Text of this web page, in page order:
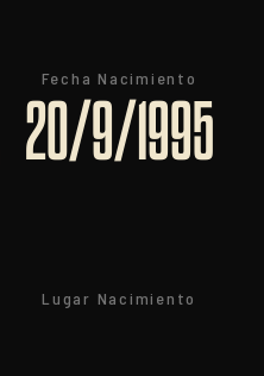
Fecha Nacimiento
20/9/1995
Lugar Nacimiento